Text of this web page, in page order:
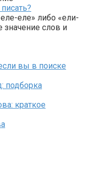
еле» либо «ели-
значение слов и
вы в поиске
подборка
краткое